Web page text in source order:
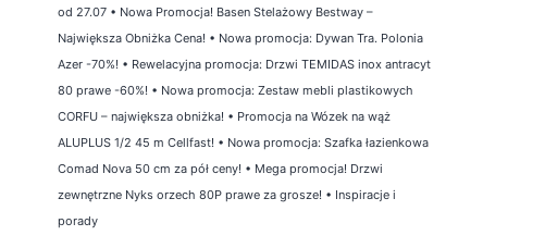
od 27.07 • Nowa Promocja! Basen Stelażowy Bestway –
Największa Obniżka Cena! • Nowa promocja: Dywan Tra. Polonia
Azer -70%! • Rewelacyjna promocja: Drzwi TEMIDAS inox antracyt
80 prawe -60%! • Nowa promocja: Zestaw mebli plastikowych
CORFU – największa obniżka! • Promocja na Wózek na wąż
ALUPLUS 1/2 45 m Cellfast! • Nowa promocja: Szafka łazienkowa
Comad Nova 50 cm za pół ceny! • Mega promocja! Drzwi
zewnętrzne Nyks orzech 80P prawe za grosze! • Inspiracje i
porady